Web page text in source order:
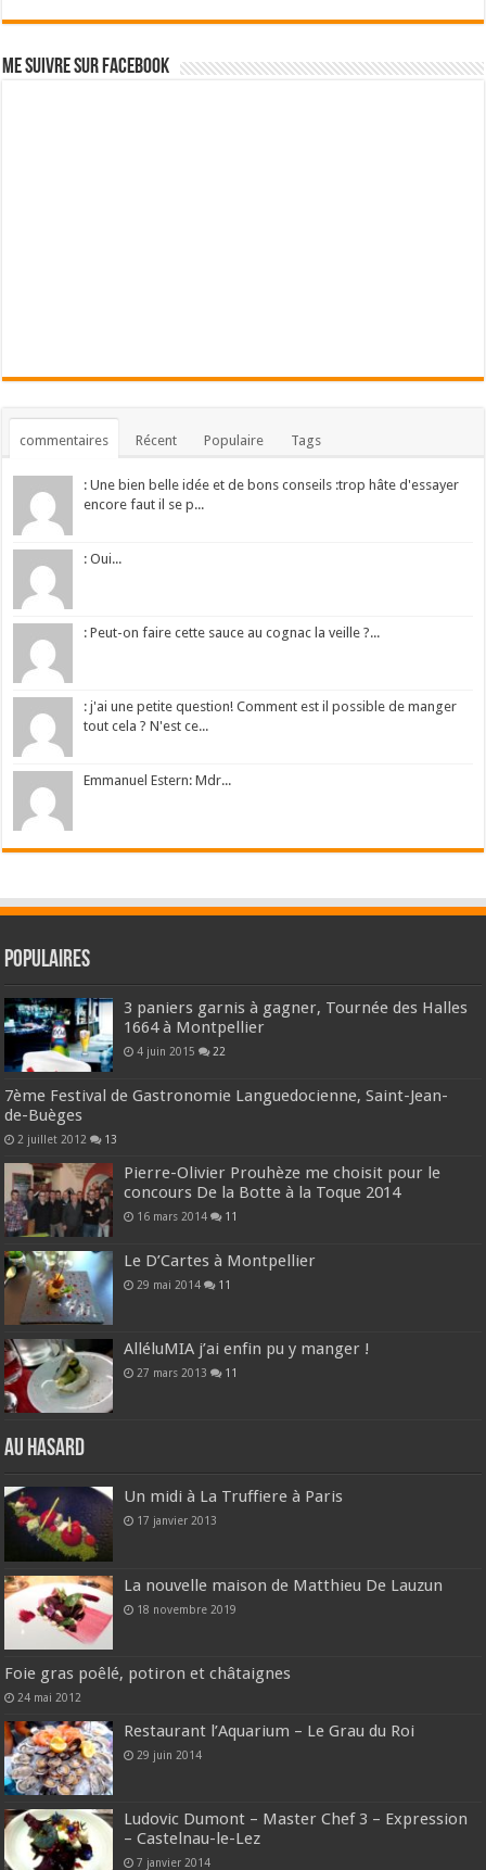
Me suivre sur Facebook
commentaires Récent Populaire Tags
: Une bien belle idée et de bons conseils :trop hâte d'essayer
encore faut il se p...
: Oui...
: Peut-on faire cette sauce au cognac la veille ?...
: j'ai une petite question! Comment est il possible de manger
tout cela ? N'est ce...
Emmanuel Estern: Mdr...
Populaires
3 paniers garnis à gagner, Tournée des Halles
1664 à Montpellier
4 juin 2015 22
7ème Festival de Gastronomie Languedocienne, Saint-Jean-
de-Buèges
2 juillet 2012 13
Pierre-Olivier Prouhèze me choisit pour le
concours De la Botte à la Toque 2014
16 mars 2014 11
Le D’Cartes à Montpellier
29 mai 2014 11
AlléluMIA j’ai enfin pu y manger !
27 mars 2013 11
Au hasard
Un midi à La Truffiere à Paris
17 janvier 2013
La nouvelle maison de Matthieu De Lauzun
18 novembre 2019
Foie gras poêlé, potiron et châtaignes
24 mai 2012
Restaurant l’Aquarium – Le Grau du Roi
29 juin 2014
Ludovic Dumont – Master Chef 3 – Expression
– Castelnau-le-Lez
7 janvier 2014